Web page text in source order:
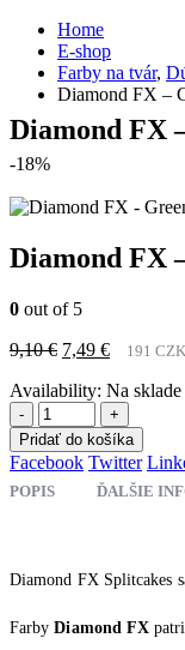
Home
E-shop
Farby na tvár,
Diamond FX –
Diamond FX
-18%
Diamond FX
0 out of 5
9,10€ Pôvodná
bola:
9,10 €.
7,49 €Aktuálna
je:
7,49 €.
191 CZK
Availability: Na sklade
-
+
Pridať do košíka
Facebook Twitter
POPIS ĎALŠIE
Diamond FX Splitcakes
FarbyDiamond FX